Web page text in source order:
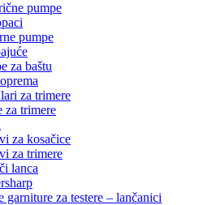
pumpe
pumpe
za baštu
za trimere
za trimere
za kosačice
za trimere
lanca
garniture za testere – lančanici